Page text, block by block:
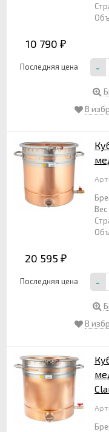
10 790 ₽
Последняя цена -
В
Вес
20 595 ₽
Последняя цена -
В